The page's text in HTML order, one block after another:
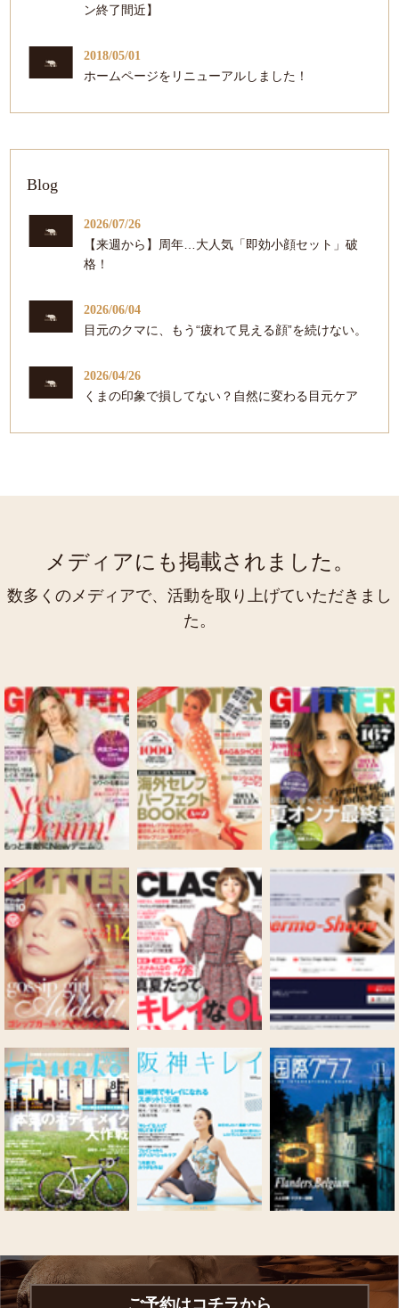
ン終了間近】
2018/05/01
ホームページをリニューアルしました！
Blog
2026/07/26
【来週から】周年…大人気「即効小顔セット」破
格！
2026/06/04
目元のクマに、もう“疲れて見える顔”を続けない。
2026/04/26
くまの印象で損してない？自然に変わる目元ケア
メディアにも掲載されました。
数多くのメディアで、活動を取り上げていただきまし
た。